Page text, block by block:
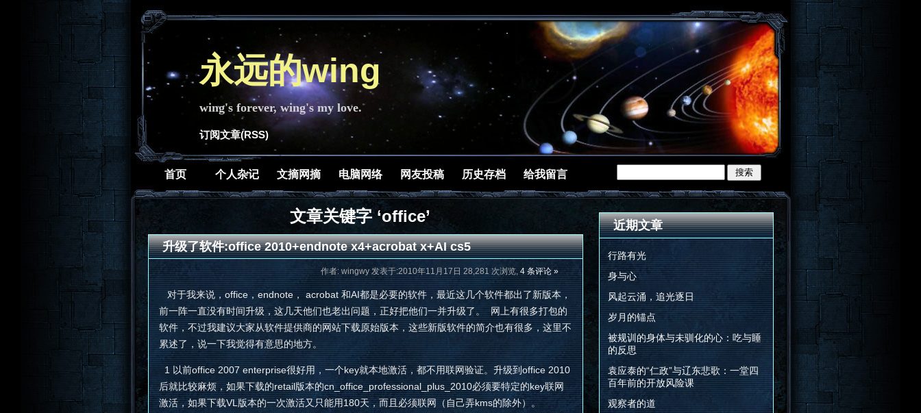
永远的wing
wing's forever, wing's my love.
订阅文章(RSS)
首页 个人杂记 文摘网摘 电脑网络 网友投稿 历史存档 给我留言
文章关键字 ‘office’
升级了软件:office 2010+endnote x4+acrobat x+AI cs5
作者: wingwy 发表于:2010年11月17日 28,281 次浏览, 4 条评论 »
对于我来说，office，endnote， acrobat 和AI都是必要的软件，最近这几个软件都出了新版本，
前一阵一直没有时间升级，这几天他们也老出问题，正好把他们一并升级了。 网上有很多打包的
软件，不过我建议大家从软件提供商的网站下载原始版本，这些新版软件的简介也有很多，这里不
累述了，说一下我觉得有意思的地方。
1 以前office 2007 enterprise很好用，一个key就本地激活，都不用联网验证。升级到office 2010
后就比较麻烦，如果下载的retail版本的cn_office_professional_plus_2010必须要特定的key联网
激活，如果下载VL版本的一次激活又只能用180天，而且必须联网（自己弄kms的除外）。
近期文章
行路有光
身与心
风起云涌，追光逐日
岁月的锚点
被规训的身体与未驯化的心：吃与睡
的反思
袁应泰的“仁政”与辽东悲歌：一堂四
百年前的开放风险课
观察者的道